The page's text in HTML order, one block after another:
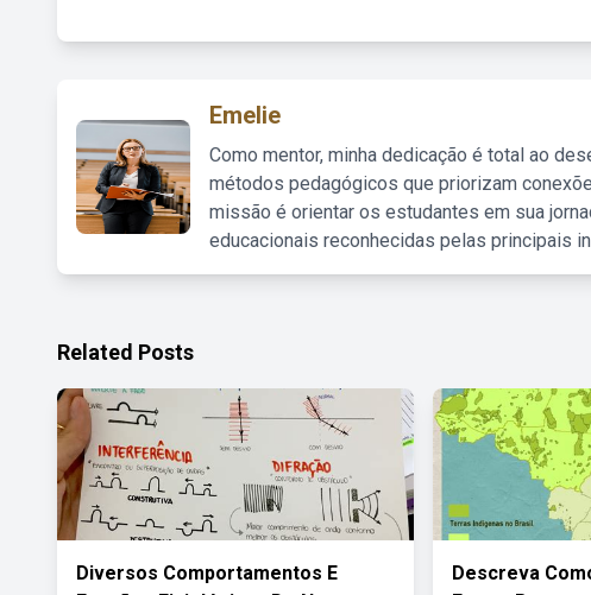
Emelie
Como mentor, minha dedicação é total ao
métodos pedagógicos que priorizam
missão é orientar os estudantes em sua
educacionais reconhecidas pelas principais
Related Posts
Diversos Comportamentos E
Descreva